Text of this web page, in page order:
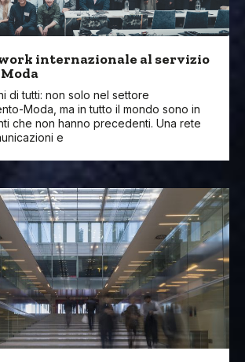
internazionale al servizio
di tutti: non solo nel settore
Moda, ma in tutto il mondo sono in
che non hanno precedenti. Una rete
e